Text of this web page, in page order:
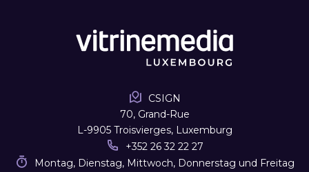
CSIGN
70, Grand-Rue
L-9905 Troisvierges, Luxemburg
+352 26 32 22 27
Montag, Dienstag, Mittwoch, Donnerstag und Freitag